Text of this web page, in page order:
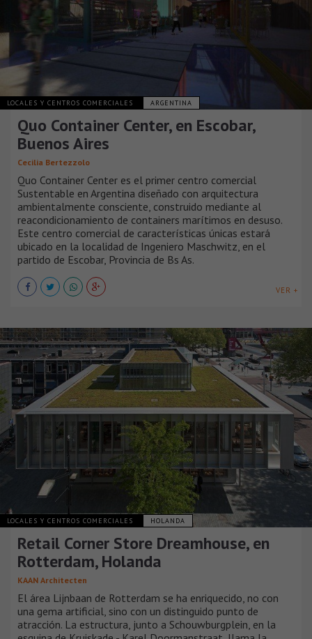
LOCALES Y CENTROS COMERCIALES ARGENTINA
Quo Container Center, en Escobar,
Buenos Aires
Cecilia Bertezzolo
Quo Container Center es el primer centro comercial
Sustentable en Argentina diseñado con arquitectura
ambientalmente consciente, construido mediante al
reacondicionamiento de containers marítimos en desuso.
Este centro comercial de características únicas estará
ubicado en la localidad de Ingeniero Maschwitz, en el
partido de Escobar, Provincia de Bs As.
VER +
LOCALES Y CENTROS COMERCIALES HOLANDA
Retail Corner Store Dreamhouse, en
Rotterdam, Holanda
KAAN Architecten
El área Lijnbaan de Rotterdam se ha enriquecido, no con
una gema artificial, sino con un distinguido punto de
atracción. La estructura, junto a Schouwburgplein, en la